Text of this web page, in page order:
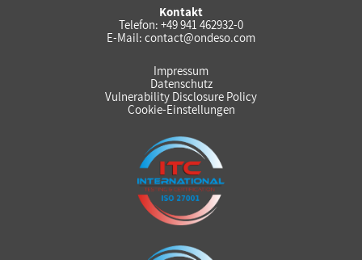
Kontakt
Telefon: +49 941 462932-0
E-Mail: contact@ondeso.com
Impressum
Datenschutz
Vulnerability Disclosure Policy
Cookie-Einstellungen